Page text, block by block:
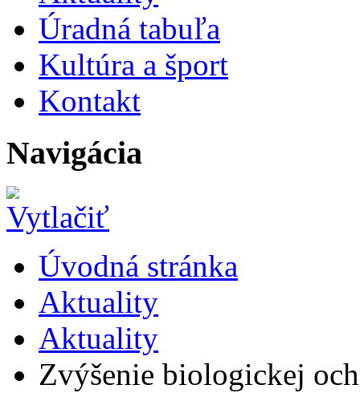
Úradná tabuľa
Kultúra a šport
Kontakt
Navigácia
Úvodná stránka
Aktuality
Aktuality
Zvýšenie biologickej